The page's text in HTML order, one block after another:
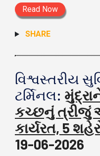
Read Now
SHARE
વિશ્વસ્તરીય
ટર્મિનલ:
કચ્છનું ત્રીજું
કાર્યરત, 5
19-06-2026